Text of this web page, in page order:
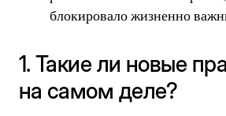
блокировало жизненно
1. Такие ли новые
на самом деле?